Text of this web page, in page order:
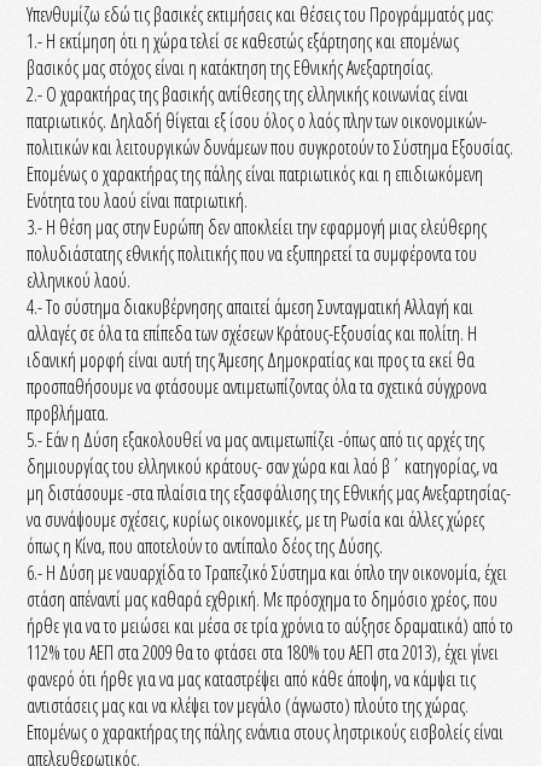
Υπενθυμίζω εδώ τις βασικές εκτιμήσεις και θέσεις του Προγράμματός μας:
1.- Η εκτίμηση ότι η χώρα τελεί σε καθεστώς εξάρτησης και επομένως
βασικός μας στόχος είναι η κατάκτηση της Εθνικής Ανεξαρτησίας.
2.- Ο χαρακτήρας της βασικής αντίθεσης της ελληνικής κοινωνίας είναι
πατριωτικός. Δηλαδή θίγεται εξ ίσου όλος ο λαός πλην των οικονομικών-
πολιτικών και λειτουργικών δυνάμεων που συγκροτούν το Σύστημα Εξουσίας.
Επομένως ο χαρακτήρας της πάλης είναι πατριωτικός και η επιδιωκόμενη
Ενότητα του λαού είναι πατριωτική.
3.- Η θέση μας στην Ευρώπη δεν αποκλείει την εφαρμογή μιας ελεύθερης
πολυδιάστατης εθνικής πολιτικής που να εξυπηρετεί τα συμφέροντα του
ελληνικού λαού.
4.- Το σύστημα διακυβέρνησης απαιτεί άμεση Συνταγματική Αλλαγή και
αλλαγές σε όλα τα επίπεδα των σχέσεων Κράτους-Εξουσίας και πολίτη. Η
ιδανική μορφή είναι αυτή της Άμεσης Δημοκρατίας και προς τα εκεί θα
προσπαθήσουμε να φτάσουμε αντιμετωπίζοντας όλα τα σχετικά σύγχρονα
προβλήματα.
5.- Εάν η Δύση εξακολουθεί να μας αντιμετωπίζει -όπως από τις αρχές της
δημιουργίας του ελληνικού κράτους- σαν χώρα και λαό β΄ κατηγορίας, να
μη διστάσουμε -στα πλαίσια της εξασφάλισης της Εθνικής μας Ανεξαρτησίας-
να συνάψουμε σχέσεις, κυρίως οικονομικές, με τη Ρωσία και άλλες χώρες
όπως η Κίνα, που αποτελούν το αντίπαλο δέος της Δύσης.
6.- Η Δύση με ναυαρχίδα το Τραπεζικό Σύστημα και όπλο την οικονομία, έχει
στάση απέναντί μας καθαρά εχθρική. Με πρόσχημα το δημόσιο χρέος, που
ήρθε για να το μειώσει και μέσα σε τρία χρόνια το αύξησε δραματικά) από το
112% του ΑΕΠ στα 2009 θα το φτάσει στα 180% του ΑΕΠ στα 2013), έχει γίνει
φανερό ότι ήρθε για να μας καταστρέψει από κάθε άποψη, να κάμψει τις
αντιστάσεις μας και να κλέψει τον μεγάλο (άγνωστο) πλούτο της χώρας.
Επομένως ο χαρακτήρας της πάλης ενάντια στους ληστρικούς εισβολείς είναι
απελευθερωτικός.